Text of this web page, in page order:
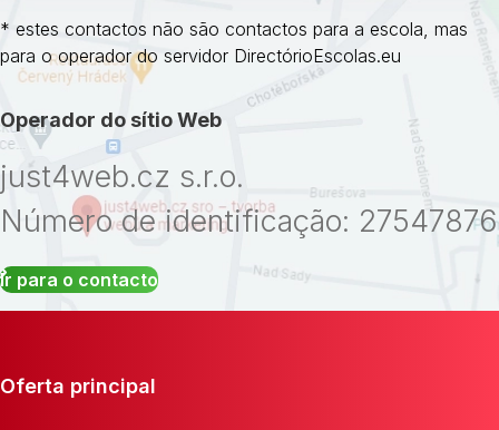
* estes contactos não são contactos para a escola, mas
para o operador do servidor DirectórioEscolas.eu
Operador do sítio Web
just4web.cz s.r.o.
Número de identificação: 27547876
Ir para o contacto
Oferta principal